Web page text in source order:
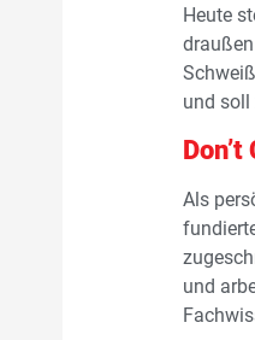
Heute
und soll
Als
und